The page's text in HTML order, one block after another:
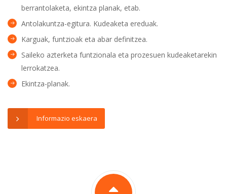
berrantolaketa, ekintza planak, etab.
Antolakuntza-egitura. Kudeaketa ereduak.
Karguak, funtzioak eta abar definitzea.
Saileko azterketa funtzionala eta prozesuen kudeaketarekin
lerrokatzea.
Ekintza-planak.
Informazio eskaera